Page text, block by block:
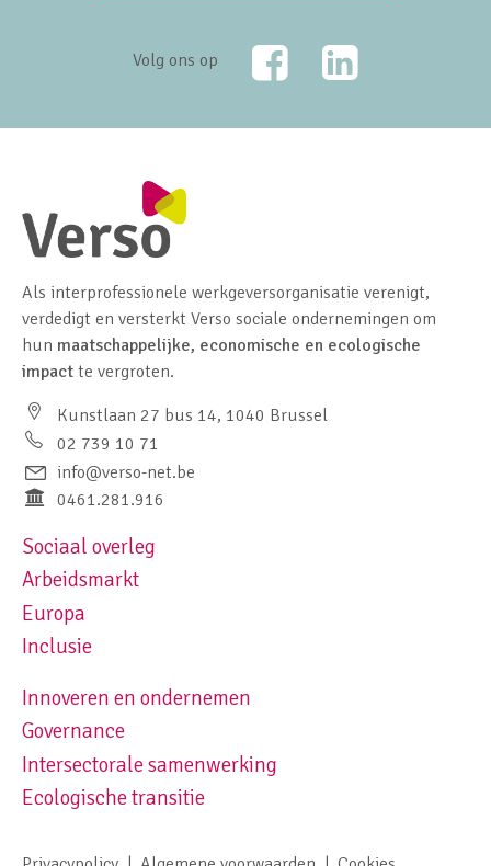
Volg ons op
FacebookLinkedIn
Als interprofessionele werkgeversorganisatie verenigt,
verdedigt en versterkt Verso sociale ondernemingen om
hun maatschappelijke, economische en ecologische
impact te vergroten.
Kunstlaan 27 bus 14, 1040 Brussel
02 739 10 71
info@verso-net.be
0461.281.916
Footer navigation left
Sociaal overleg
Arbeidsmarkt
Europa
Inclusie
Footer navigation right
Innoveren en ondernemen
Governance
Intersectorale samenwerking
Ecologische transitie